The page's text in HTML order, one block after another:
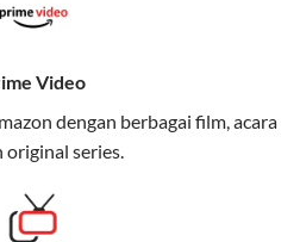
One
super cepat untuk
dari rumah.
mengelola jaringan dan
Video
dengan berbagai film, acara
original series.